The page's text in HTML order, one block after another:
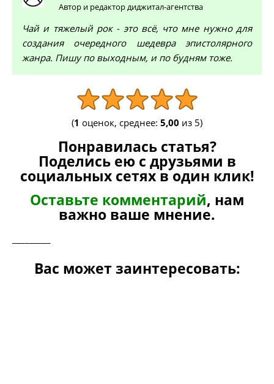
Автор и редактор диджитал-агентства
Чай и тяжелый рок - это всё, что мне нужно для
создания очередного шедевра эпистолярного
жанра. Пишу по выходным, и по будням тоже.
(1 оценок, среднее: 5,00 из 5)
Понравилась статья?
Поделись ею с друзьями в
социальных сетях в один клик!
Оставьте комментарий, нам
важно ваше мнение.
Вас может заинтересовать: